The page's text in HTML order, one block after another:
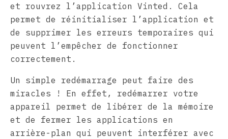
et rouvrez l’application Vinted. Cela
permet de réinitialiser l’application et
de supprimer les erreurs temporaires qui
peuvent l’empêcher de fonctionner
correctement.
Un simple redémarrage peut faire des
miracles ! En effet, redémarrer votre
appareil permet de libérer de la mémoire
et de fermer les applications en
arrière-plan qui peuvent interférer avec